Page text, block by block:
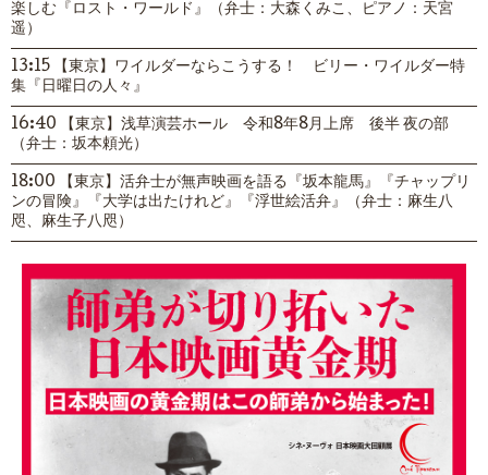
楽しむ『ロスト・ワールド』（弁士：大森くみこ、ピアノ：天宮
遥）
13:15 【東京】ワイルダーならこうする！ ビリー・ワイルダー特
集『日曜日の人々』
16:40 【東京】浅草演芸ホール 令和8年8月上席 後半 夜の部
（弁士：坂本頼光）
18:00 【東京】活弁士が無声映画を語る『坂本龍馬』『チャップリ
ンの冒険』『大学は出たけれど』『浮世絵活弁』（弁士：麻生八
咫、麻生子八咫）